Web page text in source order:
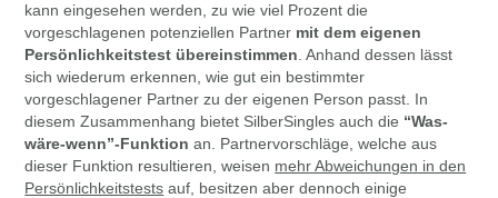
kann eingesehen werden, zu wie viel Prozent die
vorgeschlagenen potenziellen Partner mit dem eigenen
Persönlichkeitstest übereinstimmen . Anhand dessen lässt
sich wiederum erkennen, wie gut ein bestimmter
vorgeschlagener Partner zu der eigenen Person passt. In
diesem Zusammenhang bietet SilberSingles auch die “Was-
wäre-wenn”-Funktion an. Partnervorschläge, welche aus
dieser Funktion resultieren, weisen mehr Abweichungen in den
Persönlichkeitstests auf, besitzen aber dennoch einige